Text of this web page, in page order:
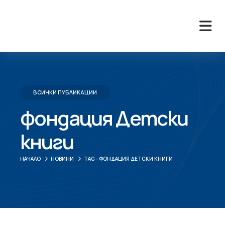
ВСИЧКИ ПУБЛИКАЦИИ
фондация Детски
книги
НАЧАЛО НОВИНИ TAG - ФОНДАЦИЯ ДЕТСКИ КНИГИ